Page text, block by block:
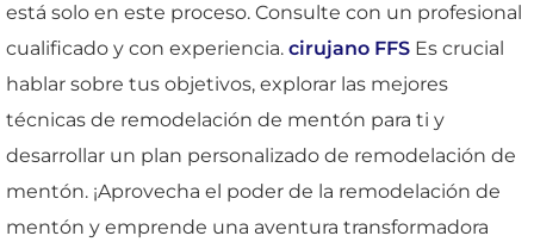
está solo en este proceso. Consulte con un profesional
cualificado y con experiencia. cirujano FFS Es crucial
hablar sobre tus objetivos, explorar las mejores
técnicas de remodelación de mentón para ti y
desarrollar un plan personalizado de remodelación de
mentón. ¡Aprovecha el poder de la remodelación de
mentón y emprende una aventura transformadora